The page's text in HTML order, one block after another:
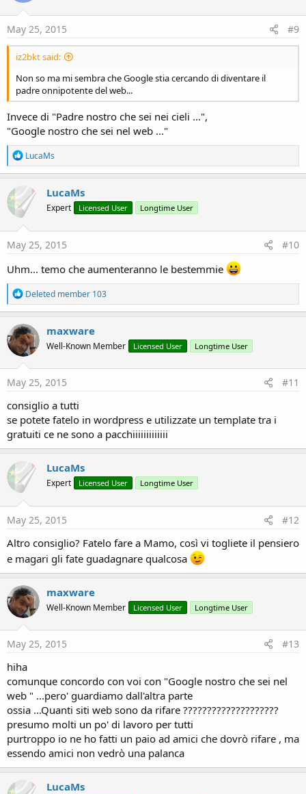
May 25, 2015 #9
iz2bkt said:
Non so ma mi sembra che Google stia cercando di diventare il
padre onnipotente del web...
Invece di "Padre nostro che sei nei cieli ...",
"Google nostro che sei nel web ..."
R
e
a
t
i
n
s
LucaMs
LucaMs
Expert Licensed User Longtime User
May 25, 2015 #10
Uhm... temo che aumenteranno le bestemmie
R
e
a
c
t
i
o
n
s
Deleted member 103
maxware
Well-Known Member Licensed User Longtime User
May 25, 2015 #11
consiglio a tutti
se potete fatelo in wordpress e utilizzate un template tra i
gratuiti ce ne sono a pacchiiiiiiiiiiiii
LucaMs
Expert Licensed User Longtime User
May 25, 2015 #12
Altro consiglio? Fatelo fare a Mamo, così vi togliete il pensiero
e magari gli fate guadagnare qualcosa
maxware
Well-Known Member Licensed User Longtime User
May 25, 2015 #13
hiha
comunque concordo con voi con "Google nostro che sei nel
web " ...pero' guardiamo dall'altra parte
ossia ...Quanti siti web sono da rifare ????????????????????
presumo molti un po' di lavoro per tutti
purtroppo io ne ho fatti un paio ad amici che dovrò rifare , ma
essendo amici non vedrò una palanca
LucaMs